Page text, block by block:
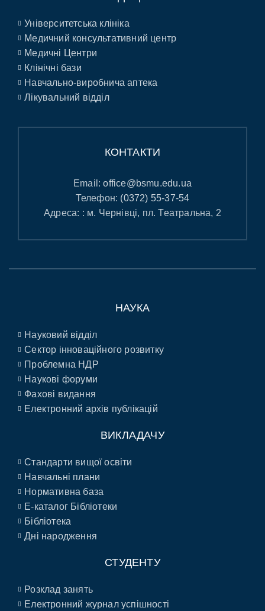
Університетська клініка
Медичний консультативний центр
Медичні Центри
Клінічні бази
Навчально-виробнича аптека
Лікувальний відділ
КОНТАКТИ
Email:office@bsmu.edu.ua
Телефон: (0372) 55-37-54
Адреса: : м. Чернівці, пл. Театральна, 2
НАУКА
Науковий відділ
Сектор інноваційного розвитку
Проблемна НДР
Наукові форуми
Фахові видання
Електронний архів публікацій
ВИКЛАДАЧУ
Стандарти вищої освіти
Навчальні плани
Нормативна база
E-каталог Бібліотеки
Бібліотека
Дні народження
СТУДЕНТУ
Розклад занять
Електронний журнал успішності